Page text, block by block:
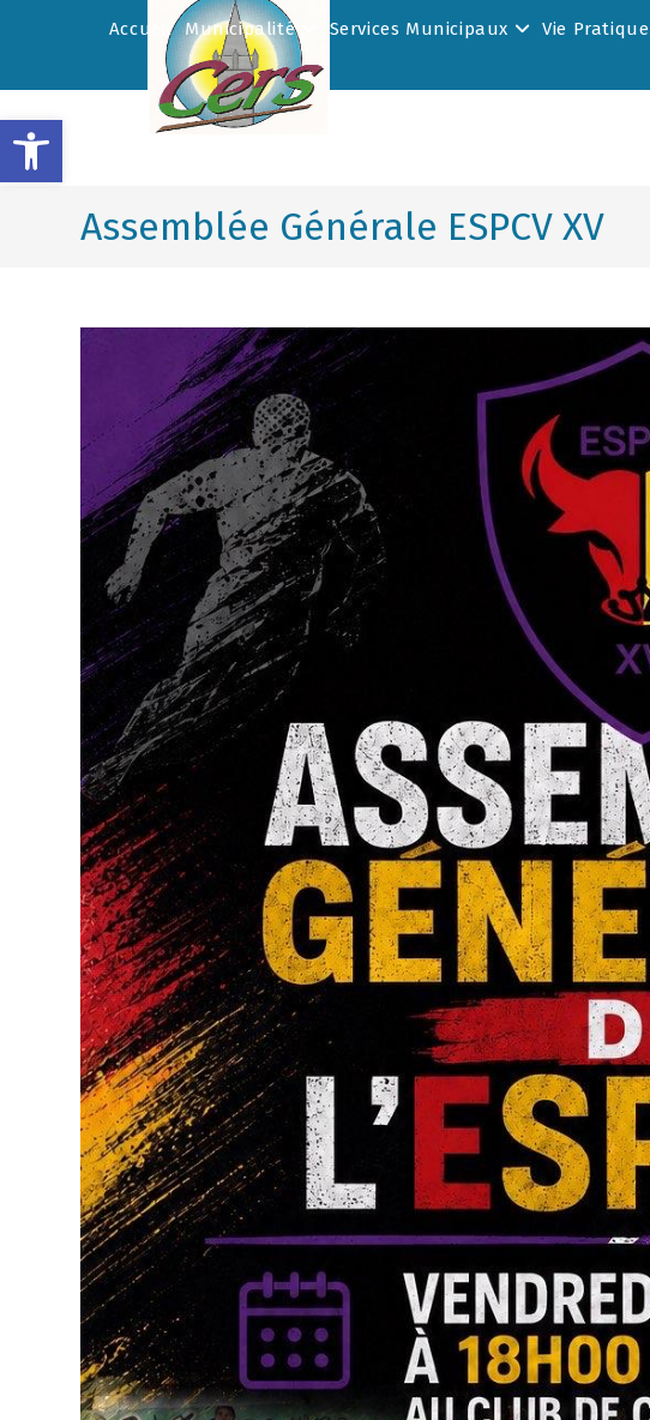
Accueil Municipalité Services Municipaux Vie Pratique
Assemblée Générale ESPCV XV
Ouvrir la barre d’outils